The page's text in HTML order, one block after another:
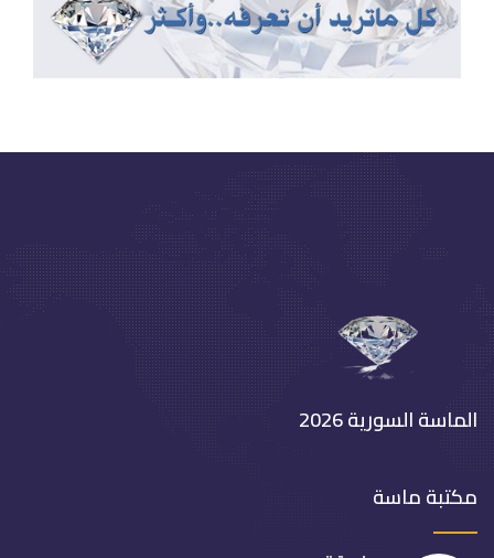
الماسة السورية 2026
مكتبة ماسة